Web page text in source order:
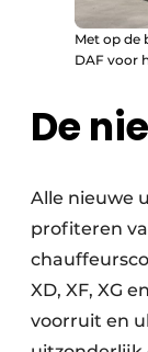
Met op de
DAF voor
De
Alle nieuwe
profiteren
XD, XF, XG
voorruit en